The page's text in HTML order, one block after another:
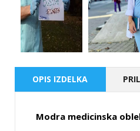
OPIS IZDELKA
Modra medicinska